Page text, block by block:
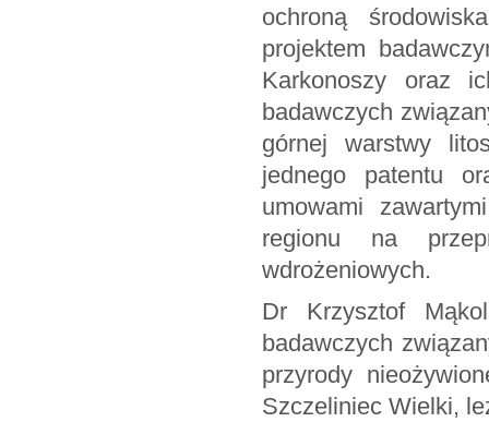
ochroną
projektem
Karkonoszy oraz
badawczych
górnej warstwy
jednego patentu
umowami
regionu na
wdrożeniowych.
Dr Krzysztof
badawczych
przyrody
Szczeliniec Wielki,